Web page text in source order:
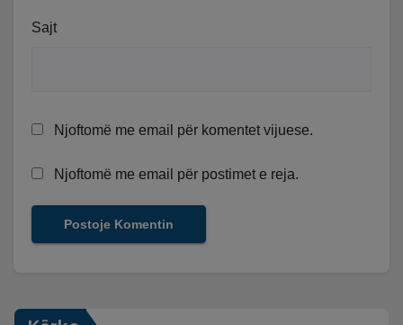
Sajt
Njoftomë me email për komentet vijuese.
Njoftomë me email për postimet e reja.